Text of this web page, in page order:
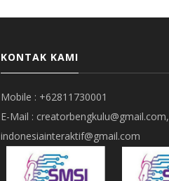
KONTAK KAMI
Mobile : +62811730001
E-Mail : creatorbengkulu@gmail.com,
indonesiainteraktif@gmail.com